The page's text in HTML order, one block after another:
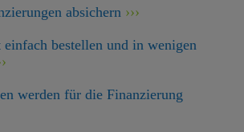
absichern
bestellen und in wenigen
werden für die Finanzierung